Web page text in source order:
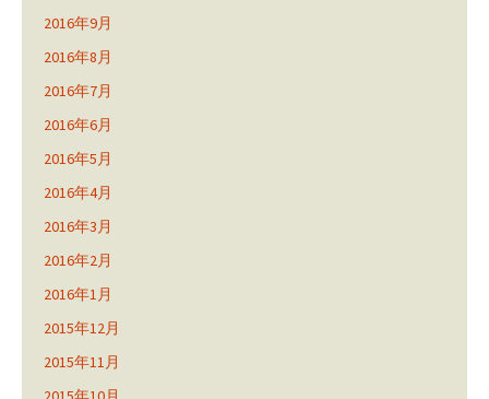
2016年9月
2016年8月
2016年7月
2016年6月
2016年5月
2016年4月
2016年3月
2016年2月
2016年1月
2015年12月
2015年11月